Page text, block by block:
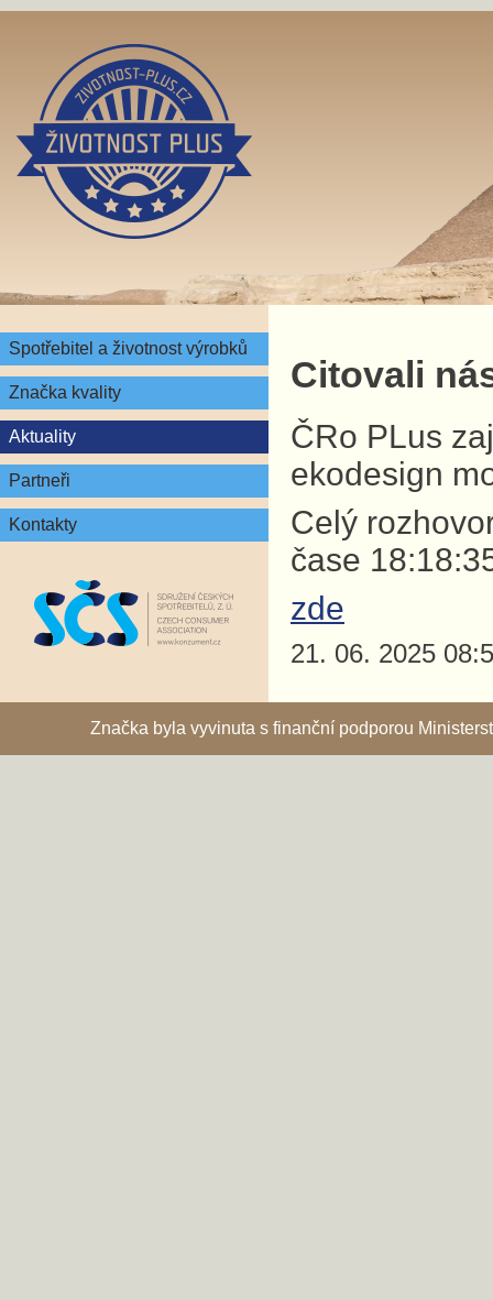
Spotřebitel a životnost výrobků
Značka kvality
Aktuality
Partneři
Kontakty
Citovali
ČRo PLus
ekodesign
Celý
čase
zde
21. 06. 2025
Značka byla vyvinuta s finanční podporou